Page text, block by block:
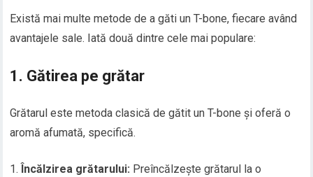
Există mai multe metode de a găti un T-bone, fiecare având
avantajele sale. Iată două dintre cele mai populare:
1. Gătirea pe grătar
Grătarul este metoda clasică de gătit un T-bone și oferă o
aromă afumată, specifică.
Încălzirea grătarului: Preîncălzește grătarul la o